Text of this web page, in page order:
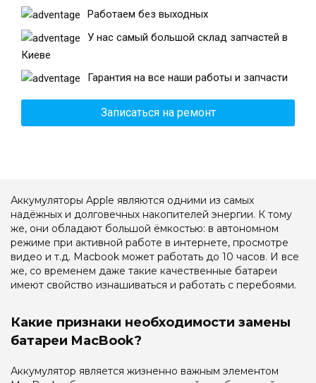
полка «Азов», 12
Дарница
г. Киев, Комфорт Таун, ул.
Березнева, 16, корпус 3
Работаем без выходных
У нас самый большой склад запчастей в
Киеве
Гарантия на все наши работы и запчасти
Записаться на ремонт
Аккумуляторы Apple являются одними из самых
надёжных и долговечных накопителей энергии. К тому
же, они обладают большой ёмкостью: в автономном
режиме при активной работе в интернете, просмотре
видео и т.д. Macbook может работать до 10 часов. И все
же, со временем даже такие качественные батареи
имеют свойство изнашиваться и работать с перебоями.
Какие признаки необходимости замены
батареи MacBook?
Аккумулятор является жизненно важным элементом